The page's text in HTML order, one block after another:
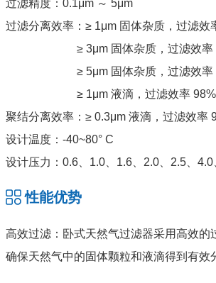
过滤精度：0.1μm ～ 5μm
过滤分离效率：≥ 1μm 固体杂质，过滤效
≥ 3μm 固体杂质，过滤效率
≥ 5μm 固体杂质，过滤效率
≥ 1μm 液滴，过滤效率 98%
聚结分离效率：≥ 0.3μm 液滴，过滤效率
设计温度：-40~80° C
设计压力：0.6、1.0、1.6、2.0、2.5、4.0
性能优势
高效过滤：卧式天然气过滤器采用高效的
确保天然气中的固体颗粒和液滴得到有效